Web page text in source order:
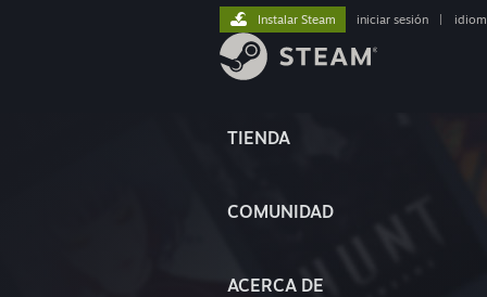
TIENDA
COMUNIDAD
ACERCA DE
Instalar Steam iniciar sesión